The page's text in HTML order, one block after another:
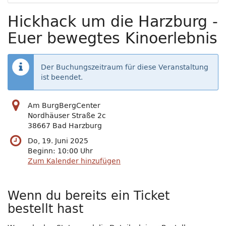
Hickhack um die Harzburg -
Euer bewegtes Kinoerlebnis
Der Buchungszeitraum für diese Veranstaltung
ist beendet.
Am BurgBergCenter
Nordhäuser Straße 2c
38667 Bad Harzburg
Do, 19. Juni 2025
Beginn: 10:00 Uhr
Zum Kalender hinzufügen
Wenn du bereits ein Ticket
bestellt hast